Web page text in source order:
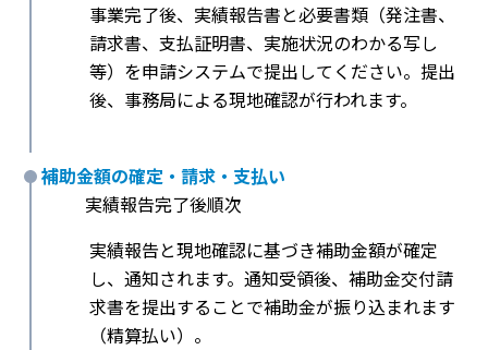
事業完了後、実績報告書と必要書類（発注書、
請求書、支払証明書、実施状況のわかる写し
等）を申請システムで提出してください。提出
後、事務局による現地確認が行われます。
補助金額の確定・請求・支払い
実績報告完了後順次
実績報告と現地確認に基づき補助金額が確定
し、通知されます。通知受領後、補助金交付請
求書を提出することで補助金が振り込まれます
（精算払い）。